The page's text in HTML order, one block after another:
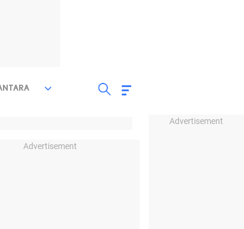
Advertisement
Advertisement